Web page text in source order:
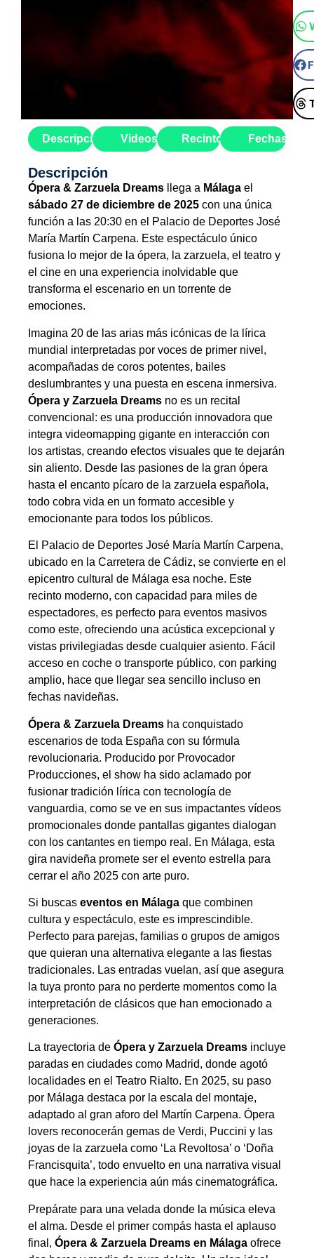
Descripción Videos Recinto Fechas
Descripción
Ópera & Zarzuela Dreams llega a Málaga el
sábado 27 de diciembre de 2025 con una única
función a las 20:30 en el Palacio de Deportes José
María Martín Carpena. Este espectáculo único
fusiona lo mejor de la ópera, la zarzuela, el teatro y
el cine en una experiencia inolvidable que
transforma el escenario en un torrente de
emociones.
Imagina 20 de las arias más icónicas de la lírica
mundial interpretadas por voces de primer nivel,
acompañadas de coros potentes, bailes
deslumbrantes y una puesta en escena inmersiva.
Ópera y Zarzuela Dreams no es un recital
convencional: es una producción innovadora que
integra videomapping gigante en interacción con
los artistas, creando efectos visuales que te dejarán
sin aliento. Desde las pasiones de la gran ópera
hasta el encanto pícaro de la zarzuela española,
todo cobra vida en un formato accesible y
emocionante para todos los públicos.
El Palacio de Deportes José María Martín Carpena,
ubicado en la Carretera de Cádiz, se convierte en el
epicentro cultural de Málaga esa noche. Este
recinto moderno, con capacidad para miles de
espectadores, es perfecto para eventos masivos
como este, ofreciendo una acústica excepcional y
vistas privilegiadas desde cualquier asiento. Fácil
acceso en coche o transporte público, con parking
amplio, hace que llegar sea sencillo incluso en
fechas navideñas.
Ópera & Zarzuela Dreams ha conquistado
escenarios de toda España con su fórmula
revolucionaria. Producido por Provocador
Producciones, el show ha sido aclamado por
fusionar tradición lírica con tecnología de
vanguardia, como se ve en sus impactantes vídeos
promocionales donde pantallas gigantes dialogan
con los cantantes en tiempo real. En Málaga, esta
gira navideña promete ser el evento estrella para
cerrar el año 2025 con arte puro.
Si buscas eventos en Málaga que combinen
cultura y espectáculo, este es imprescindible.
Perfecto para parejas, familias o grupos de amigos
que quieran una alternativa elegante a las fiestas
tradicionales. Las entradas vuelan, así que asegura
la tuya pronto para no perderte momentos como la
interpretación de clásicos que han emocionado a
generaciones.
La trayectoria de Ópera y Zarzuela Dreams incluye
paradas en ciudades como Madrid, donde agotó
localidades en el Teatro Rialto. En 2025, su paso
por Málaga destaca por la escala del montaje,
adaptado al gran aforo del Martín Carpena. Ópera
lovers reconocerán gemas de Verdi, Puccini y las
joyas de la zarzuela como ‘La Revoltosa’ o ‘Doña
Francisquita’, todo envuelto en una narrativa visual
que hace la experiencia aún más cinematográfica.
Prepárate para una velada donde la música eleva
el alma. Desde el primer compás hasta el aplauso
final, Ópera & Zarzuela Dreams en Málaga ofrece